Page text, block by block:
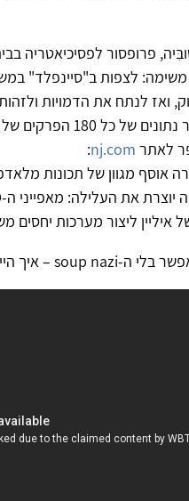
פרופסור לפסיכיאטריה
משימה: לצפות ב"סיינפלד"
ואז לנתח את הדמויות
יצר מאגר
לאתר nj.com
:
אוסף מגוון של תכונות
יוצרת את העלילה: מאפייני ה-
איליין ליצור מערכות יחסים
בלי ה-soup nazi – איך